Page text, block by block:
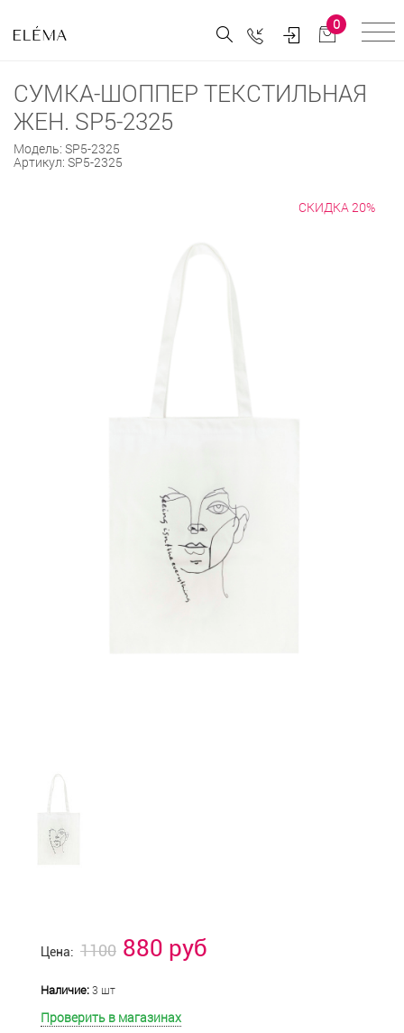
0
СУМКА-ШОППЕР ТЕКСТИЛЬНАЯ
ЖЕН. SP5-2325
Модель: SP5-2325
Артикул: SP5-2325
СКИДКА 20%
Цена: 1100 880 руб
Наличие:3 шт
Проверить в магазинах